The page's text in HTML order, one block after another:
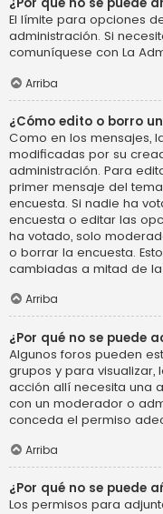
El límite para opciones
administración. Si
comuníquese con La
Arriba
¿Cómo edito o borro
Como en los mensajes,
modificadas por su
administración. Para
primer mensaje del
encuesta. Si nadie ha
encuesta o editar las
ha votado, solo
o borrar la encuesta.
cambiadas a mitad de
Arriba
¿Por qué no se puede
Algunos foros pueden
grupos y para
acción allí necesita una
con un moderador o
conceda el permiso
Arriba
¿Por qué no se puede
Los permisos para